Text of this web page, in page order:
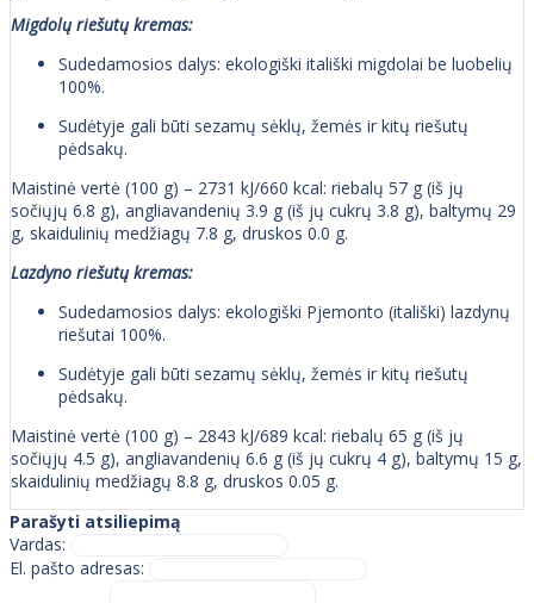
Migdolų riešutų kremas:
Sudedamosios dalys: ekologiški itališki migdolai be luobelių
100%.
Sudėtyje gali būti sezamų sėklų, žemės ir kitų riešutų
pėdsakų.
Maistinė vertė (100 g) – 2731 kJ/660 kcal: riebalų 57 g (iš jų
sočiųjų 6.8 g), angliavandenių 3.9 g (iš jų cukrų 3.8 g), baltymų 29
g, skaidulinių medžiagų 7.8 g, druskos 0.0 g.
Lazdyno riešutų kremas:
Sudedamosios dalys: ekologiški Pjemonto (itališki) lazdynų
riešutai 100%.
Sudėtyje gali būti sezamų sėklų, žemės ir kitų riešutų
pėdsakų.
Maistinė vertė (100 g) – 2843 kJ/689 kcal: riebalų 65 g (iš jų
sočiųjų 4.5 g), angliavandenių 6.6 g (iš jų cukrų 4 g), baltymų 15 g,
skaidulinių medžiagų 8.8 g, druskos 0.05 g.
Parašyti atsiliepimą
Vardas:
El. pašto adresas: